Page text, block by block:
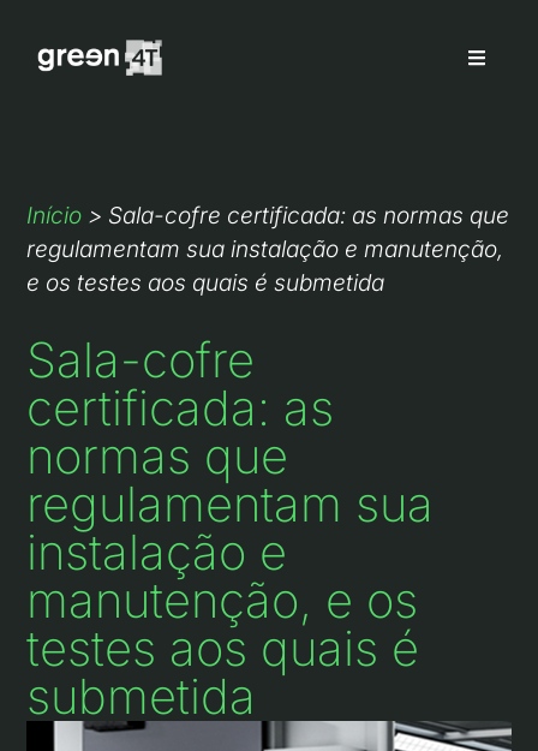
Início > Sala-cofre certificada: as normas que
regulamentam sua instalação e manutenção,
e os testes aos quais é submetida
Sala-cofre
certificada: as
normas que
regulamentam sua
instalação e
manutenção, e os
testes aos quais é
submetida